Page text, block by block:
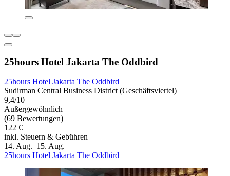
25hours Hotel Jakarta The Oddbird
25hours Hotel Jakarta The Oddbird
Sudirman Central Business District (Geschäftsviertel)
9,4/10
Außergewöhnlich
(69 Bewertungen)
122 €
inkl. Steuern & Gebühren
14. Aug.–15. Aug.
25hours Hotel Jakarta The Oddbird